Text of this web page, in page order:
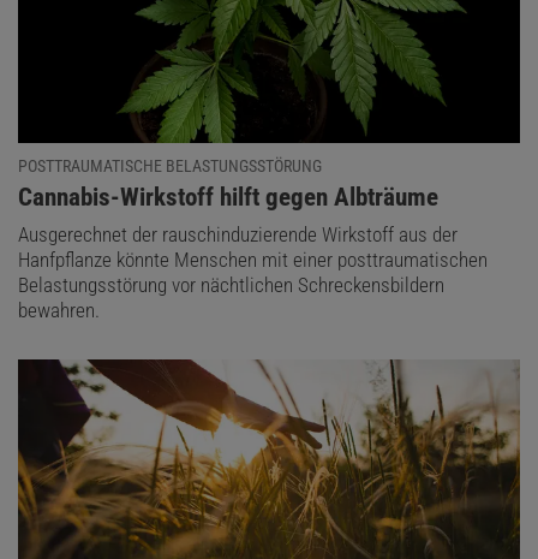
POSTTRAUMATISCHE BELASTUNGSSTÖRUNG
:
Cannabis-Wirkstoff hilft gegen Albträume
Ausgerechnet der rauschinduzierende Wirkstoff aus der
Hanfpflanze könnte Menschen mit einer posttraumatischen
Belastungsstörung vor nächtlichen Schreckensbildern
bewahren.